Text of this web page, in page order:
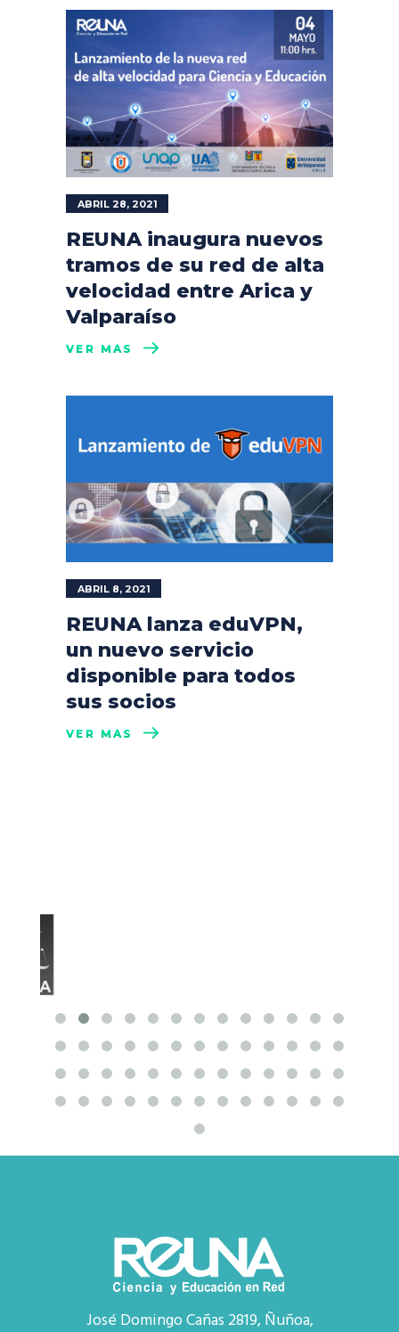
ABRIL 28, 2021
REUNA inaugura nuevos
tramos de su red de alta
velocidad entre Arica y
Valparaíso
VER MÁS
ABRIL 8, 2021
REUNA lanza eduVPN,
un nuevo servicio
disponible para todos
sus socios
VER MÁS
José Domingo Cañas 2819, Ñuñoa,